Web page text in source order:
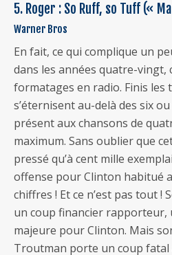
5. Roger : So Ruff, so Tuff («
Warner Bros
En fait, ce qui complique un
dans les années quatre-vingt,
formatages en radio. Finis les
s’éternisent au-delà des six
présent aux chansons de
maximum. Sans oublier que
pressé qu’à cent mille
offense pour Clinton habitué
chiffres ! Et ce n’est pas tout !
un coup financier rapporteur,
majeure pour Clinton. Mais
Troutman porte un coup fatal